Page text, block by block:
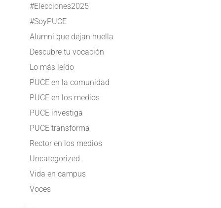
#Elecciones2025
#SoyPUCE
Alumni que dejan huella
Descubre tu vocación
Lo más leído
PUCE en la comunidad
PUCE en los medios
PUCE investiga
PUCE transforma
Rector en los medios
Uncategorized
Vida en campus
Voces